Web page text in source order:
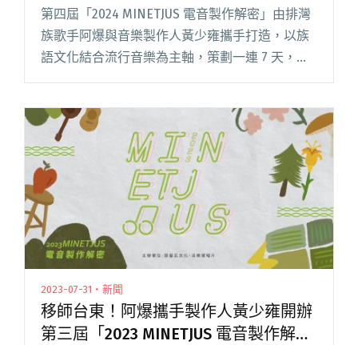
結業！
第四屆「2024 MINETJUS 電音製作解密」由排灣
族歌手阿爆與音樂製作人黃少雍攜手打造，以族
語文化結合流行音樂為主軸，策劃一連 7 天，囊
括製作、詞曲唱作、和聲、編曲、混音、現場演
並再次與台東閱讀全文 "發掘東部新聲！阿爆與
黃少雍攜手打造「2024 MINETJUS 電音製作解
密」圓滿結業！"
2023-07-31・新聞
移師台東！阿爆攜手製作人黃少雍開辦
第三屆「2023 MINETJUS 電音製作解